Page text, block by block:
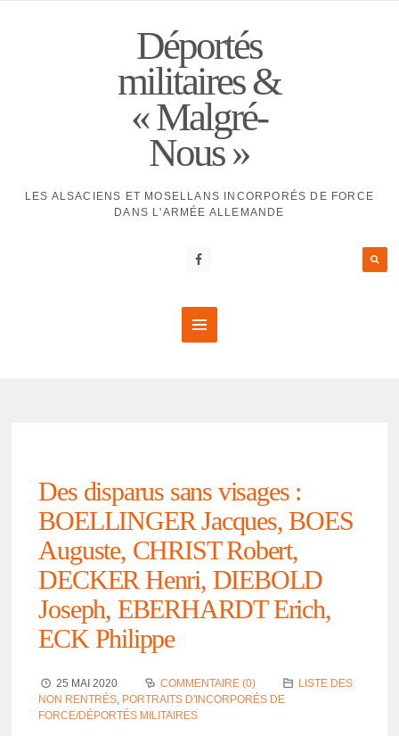
Déportés
militaires &
« Malgré-
Nous »
LES ALSACIENS ET MOSELLANS INCORPORÉS DE FORCE
DANS L'ARMÉE ALLEMANDE
Des dispa­rus sans visages :
BOELLINGER Jacques, BOES
Auguste, CHRIST Robert,
DECKER Henri, DIEBOLD
Joseph, EBERHARDT Erich,
ECK Philippe
25 MAI 2020 COMMENTAIRE (0)
LISTE DES
NON RENTRÉS, PORTRAITS D'INCORPORÉS DE
FORCE/DÉPORTÉS MILITAIRES